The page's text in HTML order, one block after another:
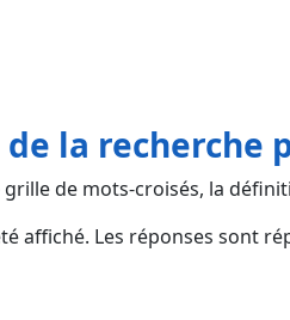
la recherche
de mots-croisés, la
affiché. Les réponses sont